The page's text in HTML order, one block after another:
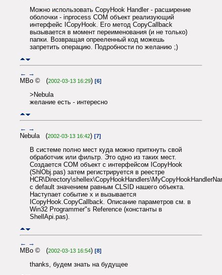
Можно использовать CopyHook Handler - расширение
оболочки - inprocess COM объект реализующий
интерфейс ICopyHook. Его метод CopyCallback
вызывается в момент переименования (и не только)
папки. Возвращая опрееленный код можешь
запретить операцию. Подробности по желанию ;)
← →
MBo © (2002-03-13 16:29) [6]
>Nebula
желание есть - интересно
← →
Nebula (2002-03-13 16:42) [7]
В системе полно мест куда можно приткнуть свой
обработчик или фильтр. Это одно из таких мест.
Создается COM объект с интерфейсом ICopyHook
(ShlObj.pas) затем регистрируется в реестре
с default значением равным CLSID нашего объекта.
Наступает событие x и вызывается
ICopyHook.CopyCallback. Описание параметров см. в
Win32 Programmer"s Reference (константы в
ShellApi.pas).
← →
MBo © (2002-03-13 16:54) [8]
thanks, будем знать на будущее